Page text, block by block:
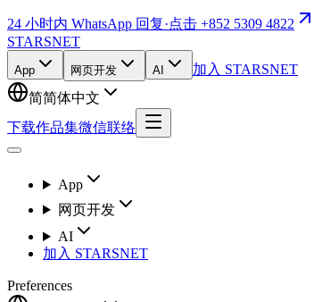
24 小时内 WhatsApp 回复·点击 +852 5309 4822
STARSNET
App 网页开发 AI
加入 STARSNET
简简体中文
下载作品集微信联络
App
网页开发
AI
加入 STARSNET
Preferences